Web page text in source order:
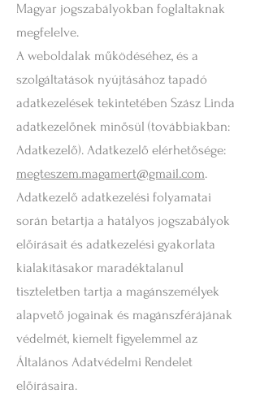
Magyar jogszabályokban foglaltaknak
megfelelve.
A weboldalak működéséhez, és a
szolgáltatások nyújtásához tapadó
adatkezelések tekintetében Szász Linda
adatkezelőnek minősül (továbbiakban:
Adatkezelő). Adatkezelő elérhetősége:
megteszem.magamert@gmail.com.
Adatkezelő adatkezelési folyamatai
során betartja a hatályos jogszabályok
előírásait és adatkezelési gyakorlata
kialakításakor maradéktalanul
tiszteletben tartja a magánszemélyek
alapvető jogainak és magánszférájának
védelmét, kiemelt figyelemmel az
Általános Adatvédelmi Rendelet
előírásaira.